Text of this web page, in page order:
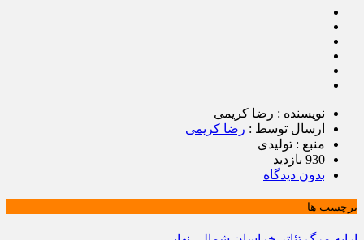
نویسنده : رضا کریمی
ارسال توسط : رضا کریمی
منبع : تولیدی
930 بازدید
بدون دیدگاه
برچسب ها